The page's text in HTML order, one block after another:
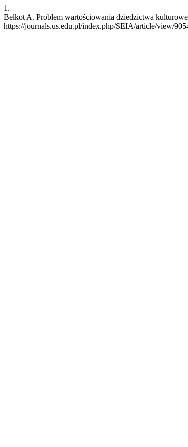
1.
Bełkot A. Problem wartościowania dziedzictwa
https://journals.us.edu.pl/index.php/SEIA/article/view/